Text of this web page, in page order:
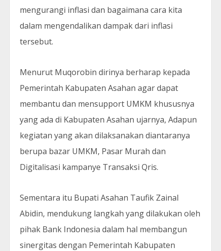
mengurangi inflasi dan bagaimana cara kita
dalam mengendalikan dampak dari inflasi
tersebut.
Menurut Muqorobin dirinya berharap kepada
Pemerintah Kabupaten Asahan agar dapat
membantu dan mensupport UMKM khususnya
yang ada di Kabupaten Asahan ujarnya, Adapun
kegiatan yang akan dilaksanakan diantaranya
berupa bazar UMKM, Pasar Murah dan
Digitalisasi kampanye Transaksi Qris.
Sementara itu Bupati Asahan Taufik Zainal
Abidin, mendukung langkah yang dilakukan oleh
pihak Bank Indonesia dalam hal membangun
sinergitas dengan Pemerintah Kabupaten